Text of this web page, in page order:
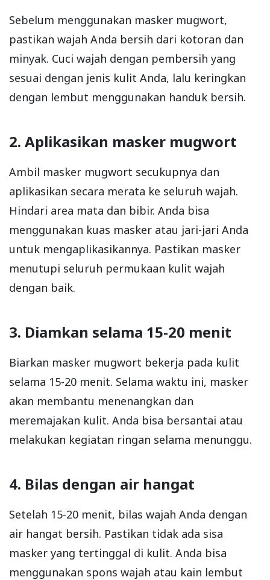
Sebelum menggunakan masker mugwort,
pastikan wajah Anda bersih dari kotoran dan
minyak. Cuci wajah dengan pembersih yang
sesuai dengan jenis kulit Anda, lalu keringkan
dengan lembut menggunakan handuk bersih.
2. Aplikasikan masker mugwort
Ambil masker mugwort secukupnya dan
aplikasikan secara merata ke seluruh wajah.
Hindari area mata dan bibir. Anda bisa
menggunakan kuas masker atau jari-jari Anda
untuk mengaplikasikannya. Pastikan masker
menutupi seluruh permukaan kulit wajah
dengan baik.
3. Diamkan selama 15-20 menit
Biarkan masker mugwort bekerja pada kulit
selama 15-20 menit. Selama waktu ini, masker
akan membantu menenangkan dan
meremajakan kulit. Anda bisa bersantai atau
melakukan kegiatan ringan selama menunggu.
4. Bilas dengan air hangat
Setelah 15-20 menit, bilas wajah Anda dengan
air hangat bersih. Pastikan tidak ada sisa
masker yang tertinggal di kulit. Anda bisa
menggunakan spons wajah atau kain lembut